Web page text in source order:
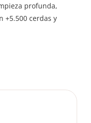
profunda,
+5.500 cerdas y